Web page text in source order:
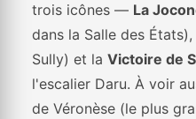
trois icônes — La
dans la Salle des
Sully) et laVictoire de
l'escalier Daru. À voir
de Véronèse (le plus